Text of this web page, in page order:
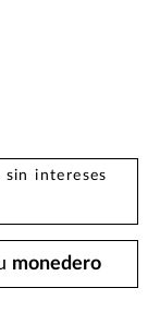
sin intereses
monedero